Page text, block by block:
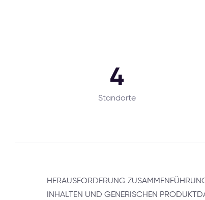
4
Standorte
HERAUSFORDERUNG
INHALTEN UND GENERISCHEN